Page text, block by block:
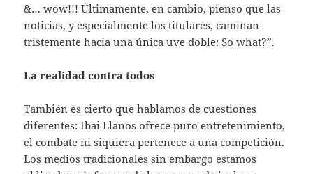
&… wow!!! Últimamente, en cambio, pienso que las
noticias, y especialmente los titulares, caminan
tristemente hacia una única uve doble: So what?”.
La realidad contra todos
También es cierto que hablamos de cuestiones
diferentes: Ibai Llanos ofrece puro entretenimiento,
el combate ni siquiera pertenece a una competición.
Los medios tradicionales sin embargo estamos